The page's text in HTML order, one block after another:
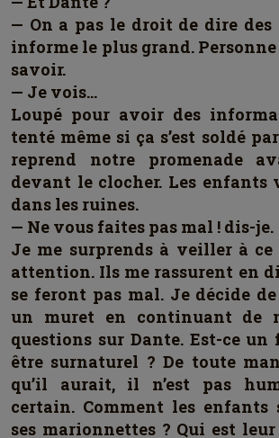
— On a pas le droit de dire des
informe le plus grand. Personne
savoir.
— Je vois…
Loupé pour avoir des
tenté même si ça s’est soldé
reprend notre promenade
devant le clocher. Les enfants
dans les ruines.
— Ne vous faites pas mal ! dis-je.
Je me surprends à veiller à ce
attention. Ils me rassurent en
se feront pas mal. Je décide
un muret en continuant de
questions sur Dante. Est-ce un
être surnaturel ? De toute
qu’il aurait, il n’est pas
certain. Comment les enfants
ses marionnettes ? Qui est